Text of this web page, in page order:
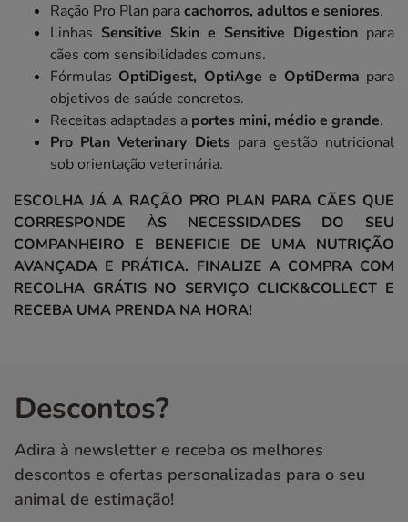
Ração Pro Plan paracachorros, adultos e seniores.
Linhas Sensitive Skin e Sensitive Digestion para
cães com sensibilidades comuns.
Fórmulas OptiDigest, OptiAge e OptiDerma para
objetivos de saúde concretos.
Receitas adaptadas a portes mini, médio e grande.
Pro Plan Veterinary Diets para gestão nutricional
sob orientação veterinária.
ESCOLHA JÁ A RAÇÃO PRO PLAN PARA CÃES QUE
CORRESPONDE ÀS NECESSIDADES DO SEU
COMPANHEIRO E BENEFICIE DE UMA NUTRIÇÃO
AVANÇADA E PRÁTICA. FINALIZE A COMPRA COM
RECOLHA GRÁTIS NO SERVIÇO CLICK&COLLECT E
RECEBA UMA PRENDA NA HORA!
Descontos?
Adira à newsletter e receba os melhores
descontos e ofertas personalizadas para o seu
animal de estimação!